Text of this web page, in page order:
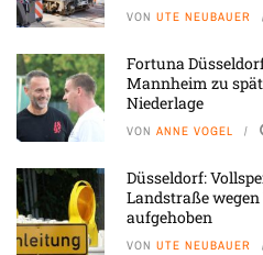
VON UTE NEUBAUER
Fortuna
Mannheim zu
Niederlage
VON ANNE VOGEL
Düsseldorf:
Landstraße
aufgehoben
VON UTE NEUBAUER